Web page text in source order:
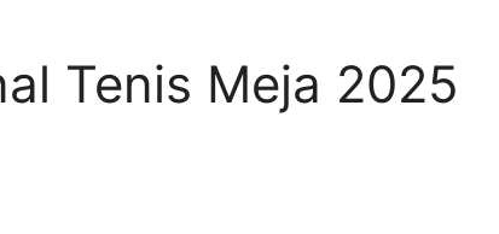
Tenis Meja 2025